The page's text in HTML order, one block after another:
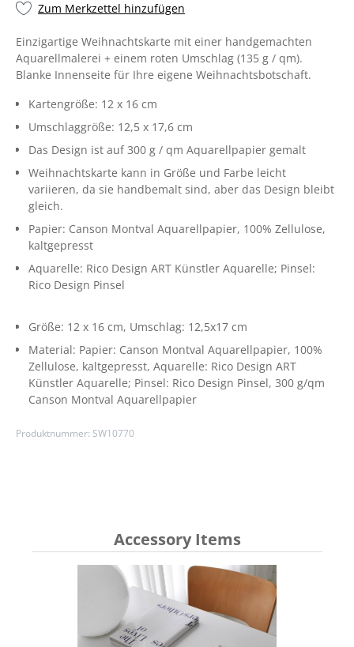
Zum Merkzettel hinzufügen
Einzigartige Weihnachtskarte mit einer handgemachten
Aquarellmalerei + einem roten Umschlag (135 g / qm).
Blanke Innenseite für Ihre eigene Weihnachtsbotschaft.
Kartengröße: 12 x 16 cm
Umschlaggröße: 12,5 x 17,6 cm
Das Design ist auf 300 g / qm Aquarellpapier gemalt
Weihnachtskarte kann in Größe und Farbe leicht
variieren, da sie handbemalt sind, aber das Design bleibt
gleich.
Papier: Canson Montval Aquarellpapier, 100% Zellulose,
kaltgepresst
Aquarelle: Rico Design ART Künstler Aquarelle; Pinsel:
Rico Design Pinsel
Größe: 12 x 16 cm, Umschlag: 12,5x17 cm
Material: Papier: Canson Montval Aquarellpapier, 100%
Zellulose, kaltgepresst, Aquarelle: Rico Design ART
Künstler Aquarelle; Pinsel: Rico Design Pinsel, 300 g/qm
Canson Montval Aquarellpapier
Produktnummer: SW10770
Accessory Items